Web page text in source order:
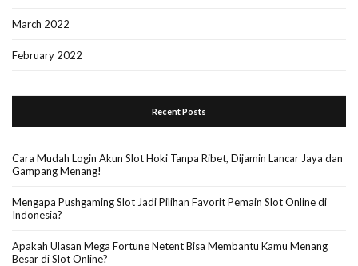
March 2022
February 2022
Recent Posts
Cara Mudah Login Akun Slot Hoki Tanpa Ribet, Dijamin Lancar Jaya dan
Gampang Menang!
Mengapa Pushgaming Slot Jadi Pilihan Favorit Pemain Slot Online di
Indonesia?
Apakah Ulasan Mega Fortune Netent Bisa Membantu Kamu Menang
Besar di Slot Online?